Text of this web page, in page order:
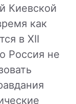
Киевской
как
в XII
Россия не